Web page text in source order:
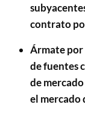
contrato
Ármate
de fuentes
de
el mercado